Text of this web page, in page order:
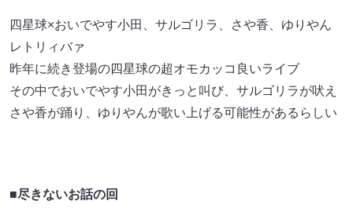
四星球×おいでやす小田、サルゴリラ、さや香、ゆりやん
レトリィバァ
昨年に続き登場の四星球の超オモカッコ良いライブ
その中でおいでやす小田がきっと叫び、サルゴリラが吠え
さや香が踊り、ゆりやんが歌い上げる可能性があるらしい
■尽きないお話の回